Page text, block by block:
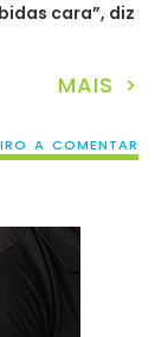
cara”, diz
MAIS >
A COMENTAR